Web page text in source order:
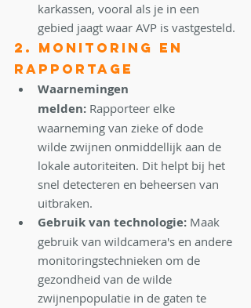
karkassen, vooral als je in een
gebied jaagt waar AVP is vastgesteld.
2. Monitoring en
Rapportage
Waarnemingen
melden: Rapporteer elke
waarneming van zieke of dode
wilde zwijnen onmiddellijk aan de
lokale autoriteiten. Dit helpt bij het
snel detecteren en beheersen van
uitbraken.
Gebruik van technologie: Maak
gebruik van wildcamera's en andere
monitoringstechnieken om de
gezondheid van de wilde
zwijnenpopulatie in de gaten te